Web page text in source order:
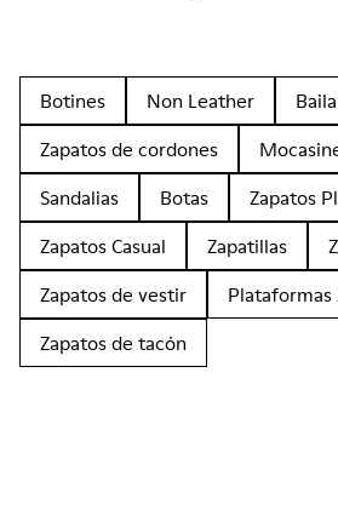
Botines Non Leather
Zapatos de cordones
Sandalias
Botas
Zapatos
Zapatos Casual
Zapatillas
Zapatos de vestir
Plataformas
Zapatos de tacón